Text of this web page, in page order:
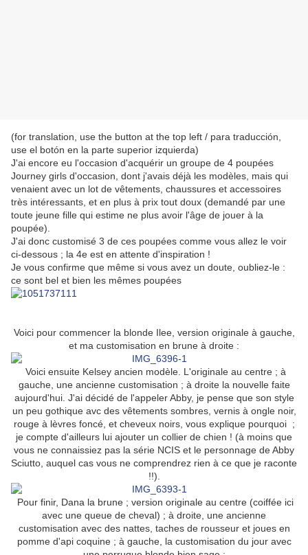
(for translation, use the button at the top left / para traducción,
use el botón en la parte superior izquierda)
J'ai encore eu l'occasion d'acquérir un groupe de 4 poupées
Journey girls d'occasion, dont j'avais déjà les modèles, mais qui
venaient avec un lot de vêtements, chaussures et accessoires
très intéressants, et en plus à prix tout doux (demandé par une
toute jeune fille qui estime ne plus avoir l'âge de jouer à la
poupée).
J'ai donc customisé 3 de ces poupées comme vous allez le voir
ci-dessous ; la 4e est en attente d'inspiration !
Je vous confirme que même si vous avez un doute, oubliez-le :
ce sont bel et bien les mêmes poupées
Voici pour commencer la blonde Ilee, version originale à gauche,
et ma customisation en brune à droite :
Voici ensuite Kelsey ancien modèle. L'originale au centre ; à
gauche, une ancienne customisation ; à droite la nouvelle faite
aujourd'hui. J'ai décidé de l'appeler Abby, je pense que son style
un peu gothique avc des vêtements sombres, vernis à ongle noir,
rouge à lèvres foncé, et cheveux noirs, vous explique pourquoi ;
je compte d'ailleurs lui ajouter un collier de chien ! (à moins que
vous ne connaissiez pas la série NCIS et le personnage de Abby
Sciutto, auquel cas vous ne comprendrez rien à ce que je raconte
!!).
Pour finir, Dana la brune ; version originale au centre (coiffée ici
avec une queue de cheval) ; à droite, une ancienne
customisation avec des nattes, taches de rousseur et joues en
pomme d'api coquine ; à gauche, la customisation du jour avec